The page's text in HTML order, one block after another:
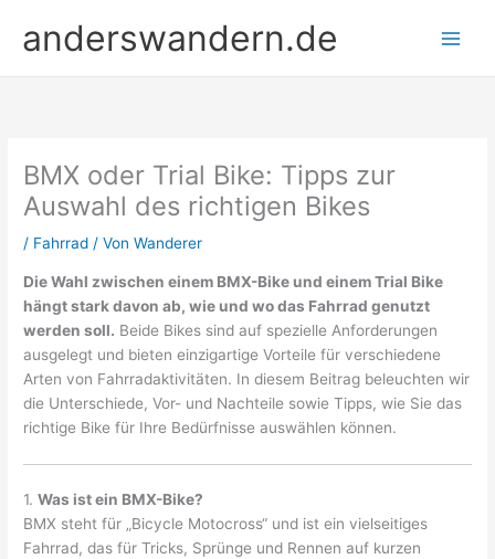
Inhaltanderswandern.de
BMX oder Trial Bike: Tipps zur
Auswahl des richtigen Bikes
/ Fahrrad / VonWanderer
Die Wahl zwischen einem BMX-Bike und einem Trial Bike
hängt stark davon ab, wie und wo das Fahrrad genutzt
werden soll. Beide Bikes sind auf spezielle Anforderungen
ausgelegt und bieten einzigartige Vorteile für verschiedene
Arten von Fahrradaktivitäten. In diesem Beitrag beleuchten wir
die Unterschiede, Vor- und Nachteile sowie Tipps, wie Sie das
richtige Bike für Ihre Bedürfnisse auswählen können.
1.Was ist ein BMX-Bike?
BMX steht für „Bicycle Motocross“ und ist ein vielseitiges
Fahrrad, das für Tricks, Sprünge und Rennen auf kurzen